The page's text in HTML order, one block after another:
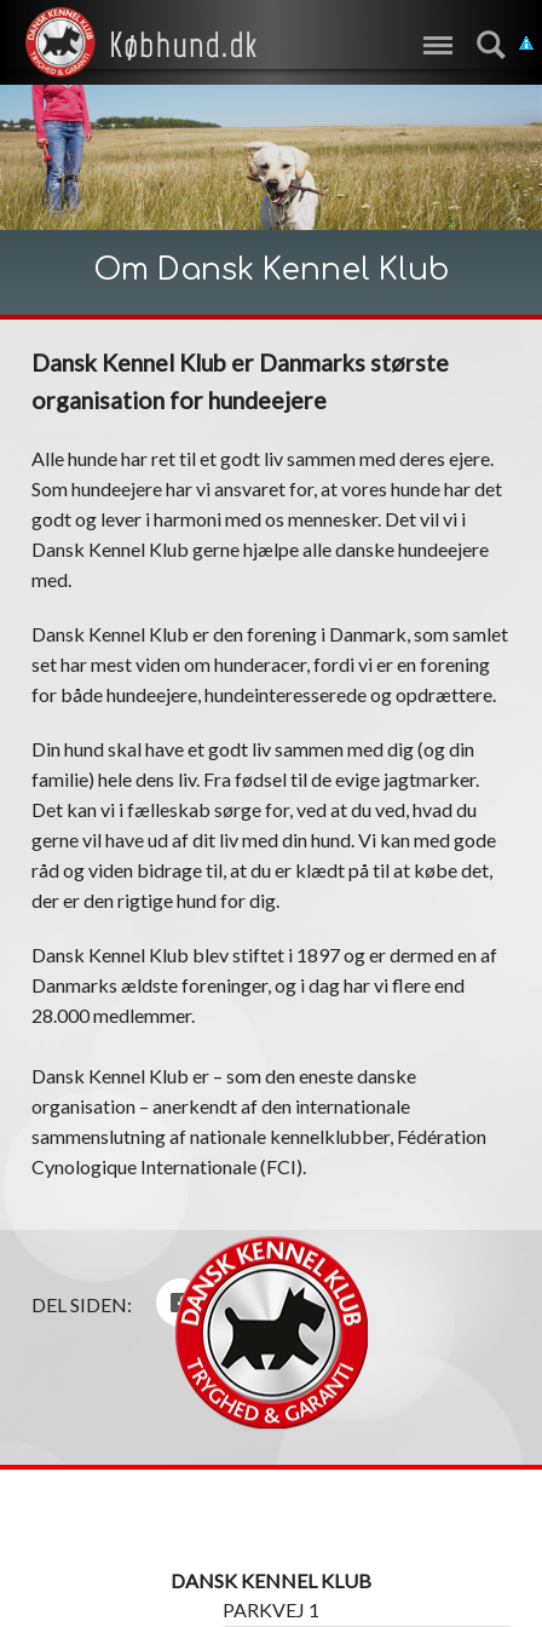
Om Dansk Kennel Klub
Dansk Kennel Klub er Danmarks største
organisation for hundeejere
Alle hunde har ret til et godt liv sammen med deres ejere.
Som hundeejere har vi ansvaret for, at vores hunde har det
godt og lever i harmoni med os mennesker. Det vil vi i
Dansk Kennel Klub gerne hjælpe alle danske hundeejere
med.
Dansk Kennel Klub er den forening i Danmark, som samlet
set har mest viden om hunderacer, fordi vi er en forening
for både hundeejere, hundeinteresserede og opdrættere.
Din hund skal have et godt liv sammen med dig (og din
familie) hele dens liv. Fra fødsel til de evige jagtmarker.
Det kan vi i fælleskab sørge for, ved at du ved, hvad du
gerne vil have ud af dit liv med din hund. Vi kan med gode
råd og viden bidrage til, at du er klædt på til at købe det,
der er den rigtige hund for dig.
Dansk Kennel Klub blev stiftet i 1897 og er dermed en af
Danmarks ældste foreninger, og i dag har vi flere end
28.000 medlemmer.
Dansk Kennel Klub er – som den eneste danske
organisation – anerkendt af den internationale
sammenslutning af nationale kennelklubber, Fédération
Cynologique Internationale (FCI).
DEL SIDEN:
DANSK KENNEL KLUB
PARKVEJ 1